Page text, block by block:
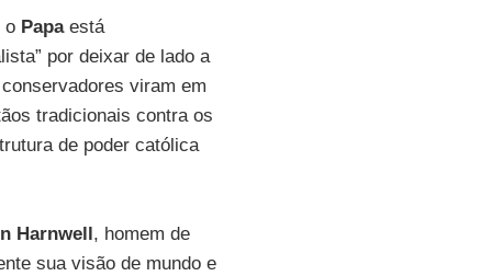
o Papaestá
por deixar de lado a
viram em
tradicionais contra os
de poder católica
Harnwell, homem de
sua visão de mundo e